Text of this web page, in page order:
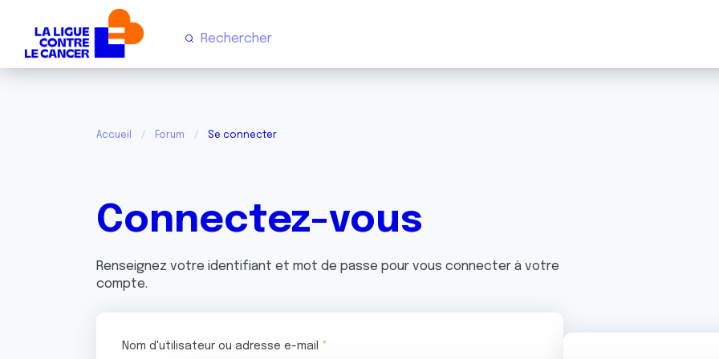
Accueil Forum Se connecter
Connectez-vous
Renseignez votre identifiant et mot de passe pour vous connecter à votre
compte.
Nom d'utilisateur ou adresse e-mail